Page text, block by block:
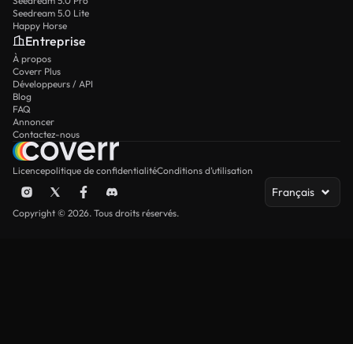
Seedream 5.0 Lite
Happy Horse
Entreprise
À propos
Coverr Plus
Développeurs / API
Blog
FAQ
Annoncer
Contactez-nous
Licencepolitique de confidentialitéConditions d’utilisation
Français
Copyright © 2026. Tous droits réservés.